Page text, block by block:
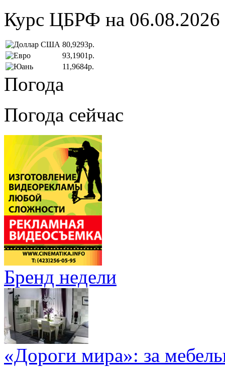
Курс ЦБРФ на 06.08.2026
80,9293р.
93,1901р.
11,9684р.
Погода
Погода сейчас
Бренд недели
«Дороги мира»: за